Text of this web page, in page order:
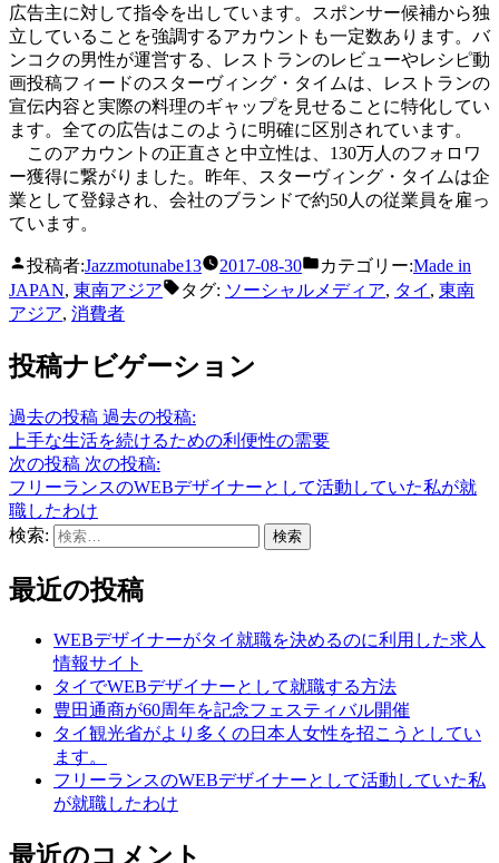
広告主に対して指令を出しています。スポンサー候補から独
立していることを強調するアカウントも一定数あります。バ
ンコクの男性が運営する、レストランのレビューやレシピ動
画投稿フィードのスターヴィング・タイムは、レストランの
宣伝内容と実際の料理のギャップを見せることに特化してい
ます。全ての広告はこのように明確に区別されています。
このアカウントの正直さと中立性は、130万人のフォロワ
ー獲得に繋がりました。昨年、スターヴィング・タイムは企
業として登録され、会社のブランドで約50人の従業員を雇っ
ています。
投稿者:Jazzmotunabe13 2017-08-30 カテゴリー:Made in
JAPAN, 東南アジア タグ: ソーシャルメディア, タイ , 東南
アジア, 消費者
投稿ナビゲーション
過去の投稿 過去の投稿:
上手な生活を続けるための利便性の需要
次の投稿 次の投稿:
フリーランスのWEBデザイナーとして活動していた私が就
職したわけ
検索:
最近の投稿
WEBデザイナーがタイ就職を決めるのに利用した求人
情報サイト
タイでWEBデザイナーとして就職する方法
豊田通商が60周年を記念フェスティバル開催
タイ観光省がより多くの日本人女性を招こうとしてい
ます。
フリーランスのWEBデザイナーとして活動していた私
が就職したわけ
最近のコメント